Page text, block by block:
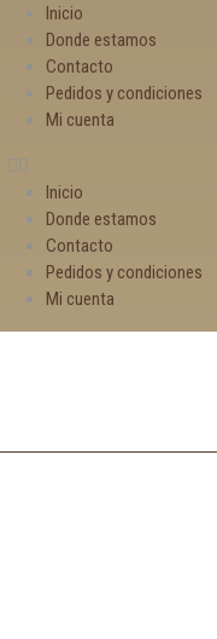
Inicio
Donde estamos
Contacto
Pedidos y condiciones
Mi cuenta
Inicio
Donde estamos
Contacto
Pedidos y condiciones
Mi cuenta